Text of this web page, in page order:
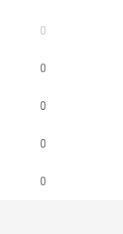
0
0
0
0
0